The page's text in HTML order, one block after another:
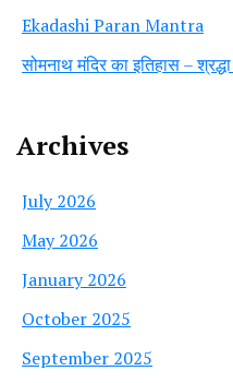
Ekadashi Paran Mantra
सोमनाथ मंदिर का इतिहास –
Archives
July 2026
May 2026
January 2026
October 2025
September 2025